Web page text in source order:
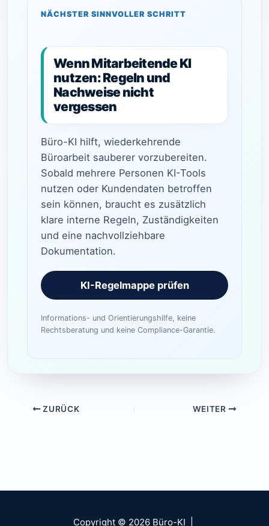
NÄCHSTER SINNVOLLER SCHRITT
Wenn Mitarbeitende KI
nutzen: Regeln und
Nachweise nicht
vergessen
Büro-KI hilft, wiederkehrende
Büroarbeit sauberer vorzubereiten.
Sobald mehrere Personen KI-Tools
nutzen oder Kundendaten betroffen
sein können, braucht es zusätzlich
klare interne Regeln, Zuständigkeiten
und eine nachvollziehbare
Dokumentation.
KI-Regelmappe prüfen
Informations- und Orientierungshilfe, keine
Rechtsberatung und keine Compliance-Garantie.
ZURÜCK WEITER
Copyright © 2026 Büro-KI |